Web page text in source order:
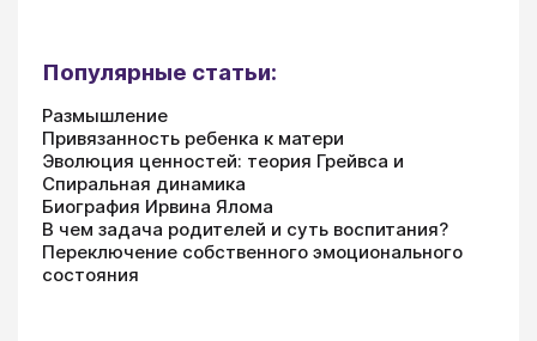
Популярные статьи:
Размышление
Привязанность ребенка к матери
Эволюция ценностей: теория Грейвса и
Спиральная динамика
Биография Ирвина Ялома
В чем задача родителей и суть воспитания?
Переключение собственного эмоционального
состояния